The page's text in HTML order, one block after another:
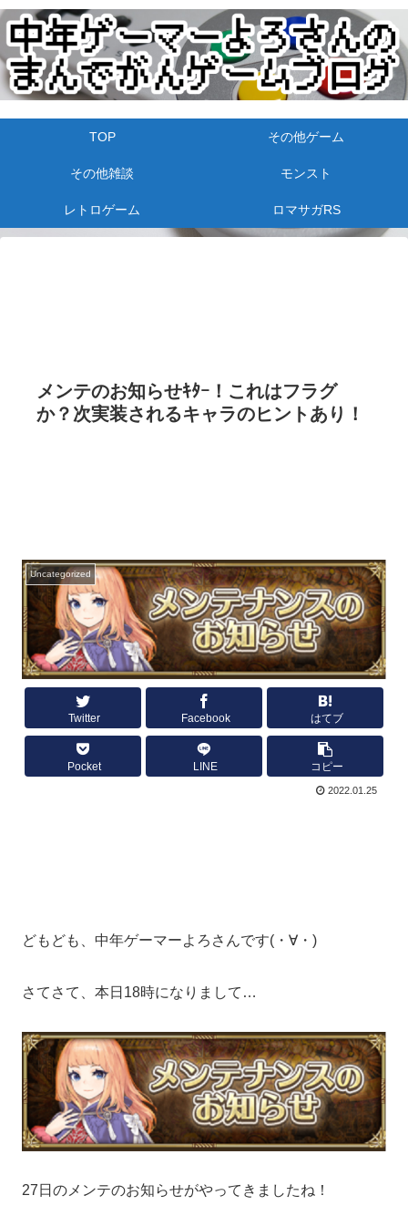
TOP その他ゲーム
その他雑談 モンスト
レトロゲーム ロマサガRS
メンテのお知らせｷﾀｰ！これはフラグ
か？次実装されるキャラのヒントあり！
Uncategorized
Twitter Facebook はてブ
Pocket LINE コピー
2022.01.25
どもども、中年ゲーマーよろさんです(・∀・)
さてさて、本日18時になりまして…
27日のメンテのお知らせがやってきましたね！